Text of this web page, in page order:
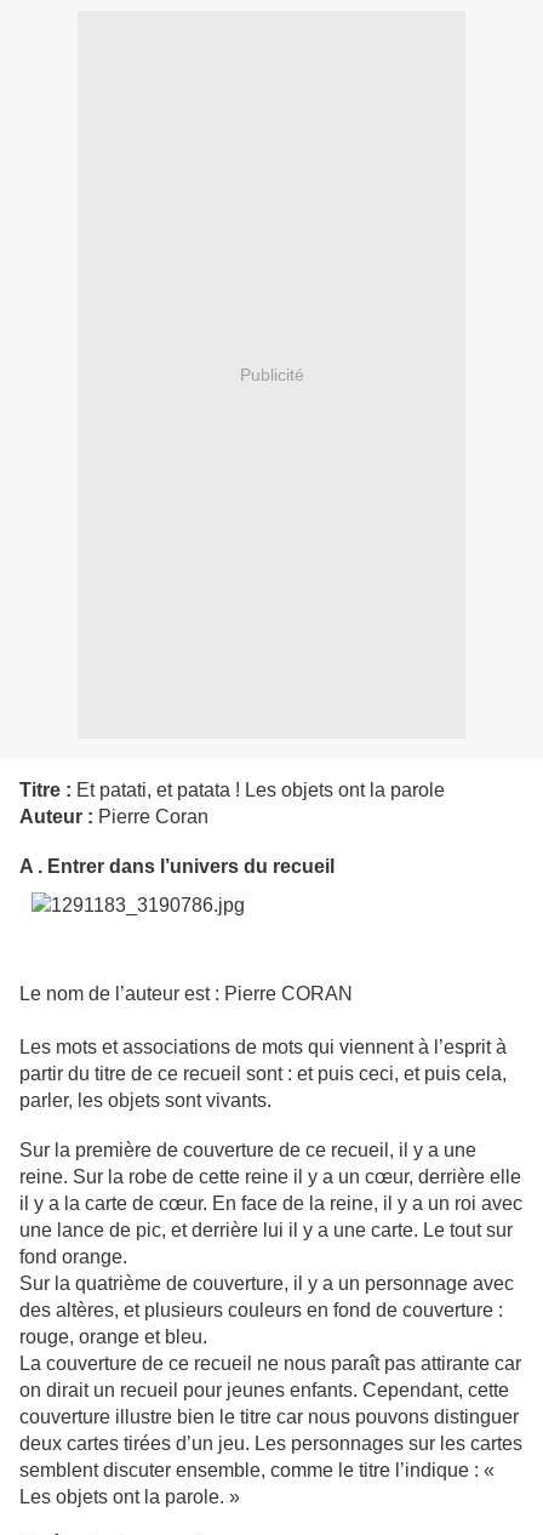
Publicité
Titre : Et patati, et patata ! Les objets ont la parole
Auteur : Pierre Coran
A . Entrer dans l’univers du recueil
Le nom de l’auteur est : Pierre CORAN
Les mots et associations de mots qui viennent à l’esprit à
partir du titre de ce recueil sont : et puis ceci, et puis cela,
parler, les objets sont vivants.
Sur la première de couverture de ce recueil, il y a une
reine. Sur la robe de cette reine il y a un cœur, derrière elle
il y a la carte de cœur. En face de la reine, il y a un roi avec
une lance de pic, et derrière lui il y a une carte. Le tout sur
fond orange.
Sur la quatrième de couverture, il y a un personnage avec
des altères, et plusieurs couleurs en fond de couverture :
rouge, orange et bleu.
La couverture de ce recueil ne nous paraît pas attirante car
on dirait un recueil pour jeunes enfants. Cependant, cette
couverture illustre bien le titre car nous pouvons distinguer
deux cartes tirées d’un jeu. Les personnages sur les cartes
semblent discuter ensemble, comme le titre l’indique : «
Les objets ont la parole. »